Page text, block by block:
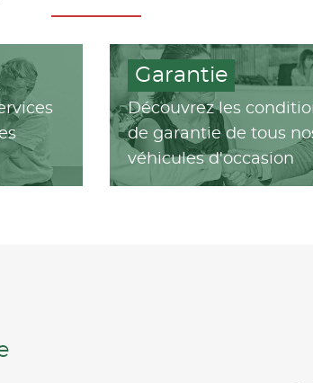
Garantie
Découvrez les
de garantie de tous
véhicules d'occasion